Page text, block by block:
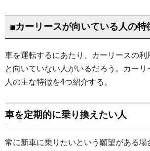
■カーリースが向いている人の特
車を運転するにあたり、カーリースの利
と向いていない人がいるだろう。カーリ
人の主な特徴を4つ紹介する。
車を定期的に乗り換えたい人
常に新車に乗りたいという願望がある場